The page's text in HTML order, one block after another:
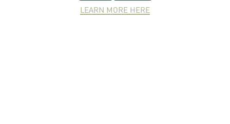
NEWCOMER
LEARN MORE HERE